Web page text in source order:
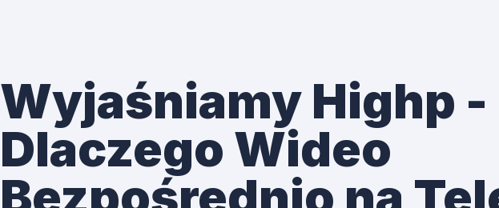
Wyjaśniamy Highp -
Dlaczego Wideo